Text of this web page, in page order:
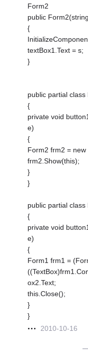
Form2
public
{
textBox1.Text = s;
}
public partial
{
private void
e)
{
Form2 frm2 = new
frm2.Show(this);
}
}
public partial
{
private void
e)
{
Form1 frm1 =
ox2.Text;
this.Close();
}
}
2010-10-16